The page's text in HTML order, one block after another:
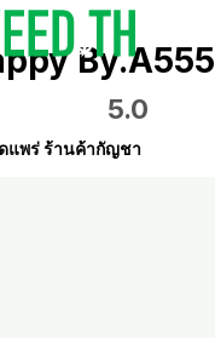
By.A555
5.0
แพร่ ร้านค้ากัญชา